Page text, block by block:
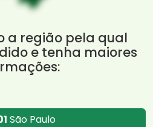
a região pela qual
e tenha maiores
São Paulo